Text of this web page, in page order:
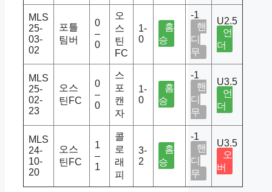
MLS
25-
03-
02
포틀
팀버
0
–
0
오
스
틴
FC
1-
0
홈
승
-1
핸
디
무
U2.5
언
더
MLS
25-
02-
23
오스
틴FC
0
–
0
스
포
캔
자
1-
0
홈
승
-1
핸
디
무
U3.5
언
더
MLS
24-
10-
20
오스
틴FC
1
–
1
콜
로
래
피
3-
2
홈
승
-1
핸
디
무
U3.5
오
버